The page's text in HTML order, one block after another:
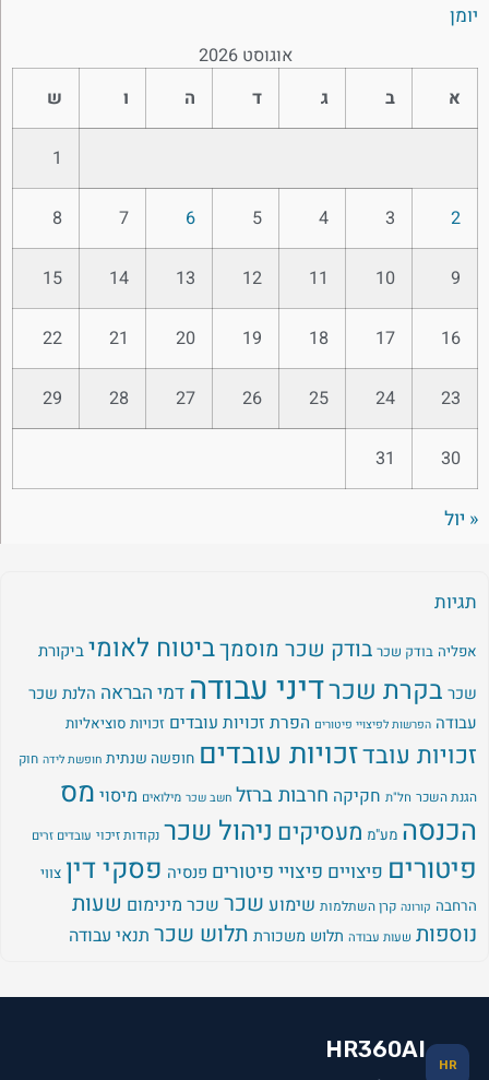
יומן
אוגוסט 2026
א
ב ד ה ש
2
3
4
5
6
7
8
9
10
11
12
13
14
15
16
17
18
19
20
21
22
23
24
25
26
27
28
29
30
31
« יול
תגיות
אפליה בודק שכר בודק שכר מוסמךביטוח לאומי ביקורת
שכרבקרת שכרדיני עבודהדמי הבראההלנת שכר
עבודה הפרשות לפיצויי פיטורים הפרת זכויות עובדים זכויות סוציאליות
זכויות עובדזכויות עובדים חופשה שנתית חופשת לידה חוק
הגנת השכר חל"ת חקיקהחרבות ברזל חשב שכר מילואים מיסוימס
הכנסה מע"מ מעסיקיםניהול שכר נקודות זיכוי עובדים זרים
פיטוריםפיצוייםפיצויי פיטוריםפנסיהפסקי דין צווי
הרחבה קורונה קרן השתלמות שימועשכרשכר מינימוםשעות
נוספות שעות עבודה תלוש משכורתתלוש שכרתנאי עבודה
HR
HR360AI